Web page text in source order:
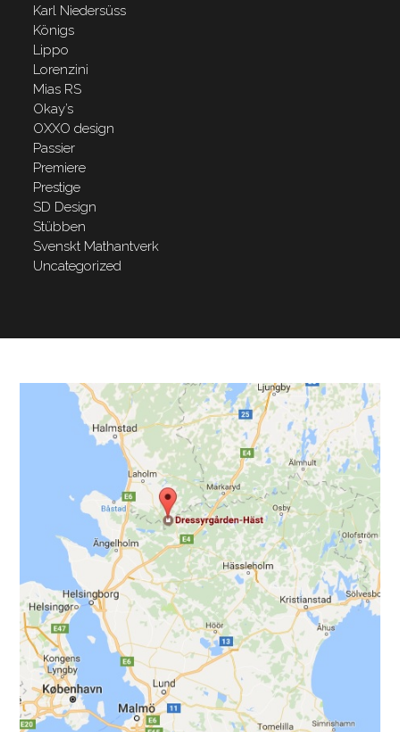
Karl Niedersüss
Königs
Lippo
Lorenzini
Mias RS
Okay’s
OXXO design
Passier
Premiere
Prestige
SD Design
Stübben
Svenskt Mathantverk
Uncategorized